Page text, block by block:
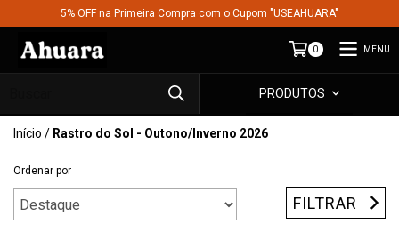
5% OFF na Primeira Compra com o Cupom "USEAHUARA"
0 MENU
PRODUTOS
Início / Rastro do Sol - Outono/Inverno 2026
Ordenar por
FILTRAR